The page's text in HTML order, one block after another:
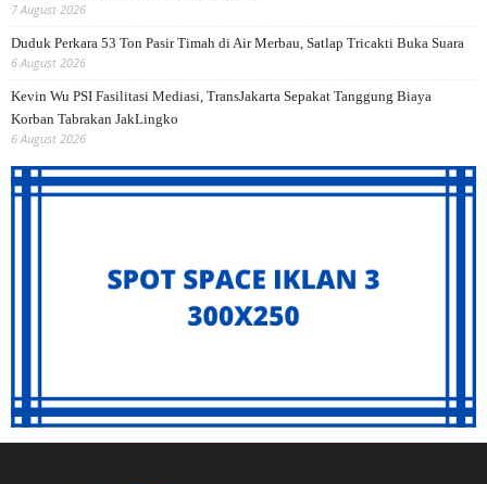
7 August 2026
Duduk Perkara 53 Ton Pasir Timah di Air Merbau, Satlap Tricakti Buka Suara
6 August 2026
Kevin Wu PSI Fasilitasi Mediasi, TransJakarta Sepakat Tanggung Biaya
Korban Tabrakan JakLingko
6 August 2026